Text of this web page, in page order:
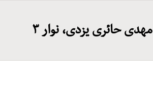
مهدی حائری یزدی، نوار ۳